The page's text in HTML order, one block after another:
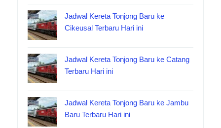
Jadwal Kereta Tonjong Baru ke
Cikeusal Terbaru Hari ini
Jadwal Kereta Tonjong Baru ke Catang
Terbaru Hari ini
Jadwal Kereta Tonjong Baru ke Jambu
Baru Terbaru Hari ini